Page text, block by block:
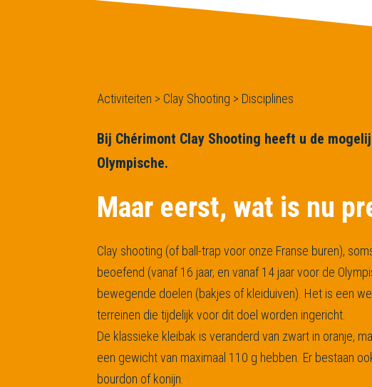
Activiteiten > Clay Shooting > Disciplines
Bij Chérimont Clay Shooting heeft u de
Olympische.
Maar eerst, wat is nu
Clay shooting (of ball-trap voor onze Franse buren),
beoefend (vanaf 16 jaar, en vanaf 14 jaar voor de
bewegende doelen (bakjes of kleiduiven). Het is een
terreinen die tijdelijk voor dit doel worden ingericht.
De klassieke kleibak is veranderd van zwart in oranje,
een gewicht van maximaal 110 g hebben. Er bestaan
bourdon of konijn.